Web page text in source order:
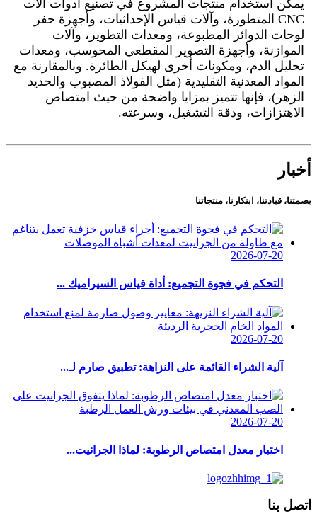
يمكن استخدام منتجات المشروع في تصنيع أدوات آلات
CNC المتطورة، وآلات قياس الإحداثيات، وأجهزة حفر
لوحات الدوائر المطبوعة، ومعدات التطوير، وآلات
الموازنة، وأجهزة التصوير المقطعي المحوسب، ومعدات
تحليل الدم، ومكونات أخرى لهيكل الطائرة. وبالمقارنة مع
المواد المعدنية التقليدية (مثل الفولاذ المصبوب والحديد
الزهر)، فإنها تتميز بمزايا واضحة من حيث امتصاص
الاهتزازات، ودقة التشغيل، وسرعته.
أخبار
بصمتنا، قيادتنا، ابتكارنا، منتجاتنا
2026-07-20
التحكم في فجوة التجميع: أداة قياس السيراميك ...
2026-07-20
آلية الشراء القائمة على النزاهة: تطبيق صارم لـ...
2026-07-20
اختبار معدل امتصاص الرطوبة: لماذا الجرانيت...
اتصل بنا